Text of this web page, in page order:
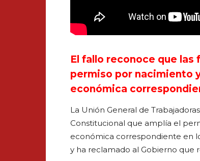
El fallo reconoce que
permiso por nacimiento
económica
La Unión General de
Constitucional que amplía el
económica correspondiente en
y ha reclamado al Gobierno que